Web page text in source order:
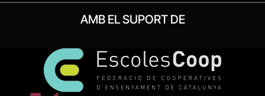
AMB EL SUPORT DE